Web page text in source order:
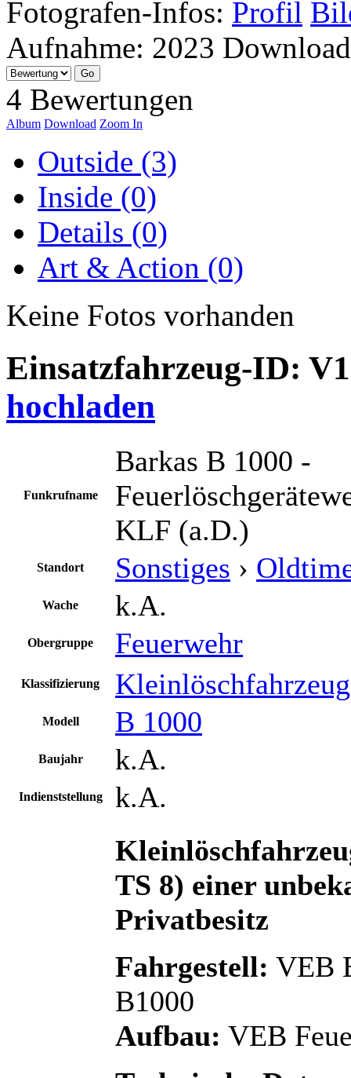
Fotografen-Infos: Profil
Aufnahme: 2023
4 Bewertungen
Album Download Zoom In
Outside (3)
Inside (0)
Details (0)
Art & Action (0)
Keine Fotos vorhanden
Einsatzfahrzeug-ID:
hochladen
Funkrufname
Barkas B 1000 -
KLF (a.D.)
Standort Sonstiges ›
Wache k.A.
Obergruppe Feuerwehr
Klassifizierung Kleinlöschfahrzeug
Modell B 1000
Baujahr k.A.
Indienststellung k.A.
TS 8) einer
Privatbesitz
Fahrgestell: VEB
B1000
Aufbau: VEB